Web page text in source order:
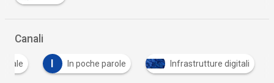
Canali
I In poche parole Infrastrutture digitali